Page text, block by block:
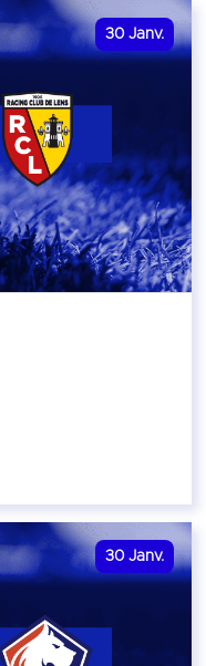
30 Janv.
30 Janv.